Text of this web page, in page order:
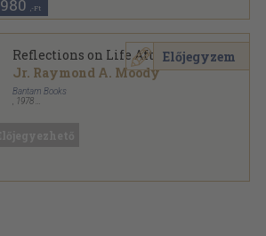
980 ,-Ft
Reflections on Life After Life
Jr. Raymond A. Moody
Bantam Books
1978
Előjegyzem